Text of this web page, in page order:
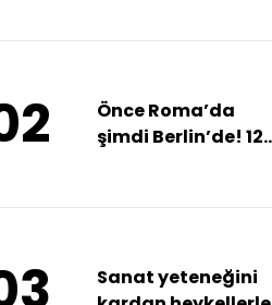
mahalle
Önce Roma’da
şimdi Berlin’de! 12
Sanat yeteneğini